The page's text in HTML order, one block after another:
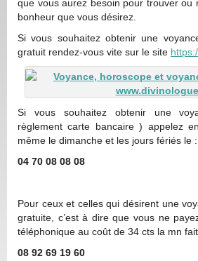
que vous aurez besoin pour trouver ou
bonheur que vous désirez.
Si vous souhaitez obtenir une
gratuit rendez-vous vite sur le site
Si vous souhaitez obtenir une
règlement carte bancaire ) appelez
même le dimanche et les jours fériés le :
04 70 08 08 08
Pour ceux et celles qui désirent une
gratuite, c’est à dire que vous ne
téléphonique au coût de 34 cts la mn
08 92 69 19 60